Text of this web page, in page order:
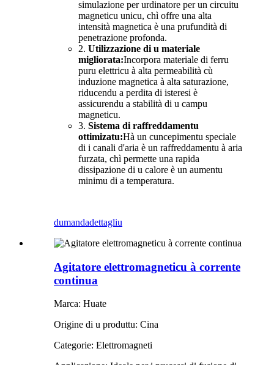
simulazione per urdinatore per un circuitu
magneticu unicu, chì offre una alta
intensità magnetica è una prufundità di
penetrazione profonda.
2. Utilizzazione di u materiale
migliorata:Incorpora materiale di ferru
puru elettricu à alta permeabilità cù
induzione magnetica à alta saturazione,
riducendu a perdita di isteresi è
assicurendu a stabilità di u campu
magneticu.
3. Sistema di raffreddamentu
ottimizatu:Hà un cuncepimentu speciale
di i canali d'aria è un raffreddamentu à aria
furzata, chì permette una rapida
dissipazione di u calore è un aumentu
minimu di a temperatura.
dumandadettagliu
Agitatore elettromagneticu à corrente
continua
Marca: Huate
Origine di u produttu: Cina
Categorie: Elettromagneti